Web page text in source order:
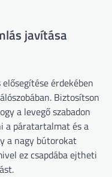
javítása
érdekében
Biztosítson
a levegő szabadon
a páratartalmat és a
a nagy bútorokat
ez csapdába ejtheti